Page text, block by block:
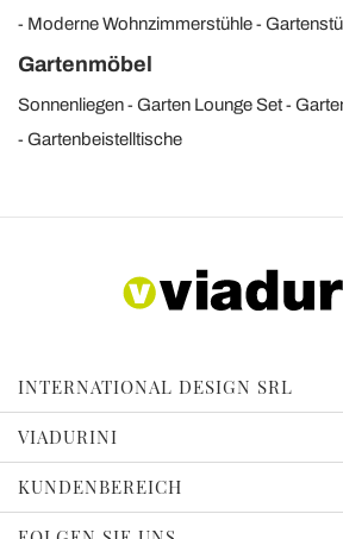
Moderne Wohnzimmerstühle
Gartenmöbel
Sonnenliegen Garten Lounge Set
Gartenbeistelltische
INTERNATIONAL DESIGN SRL
VIADURINI
KUNDENBEREICH